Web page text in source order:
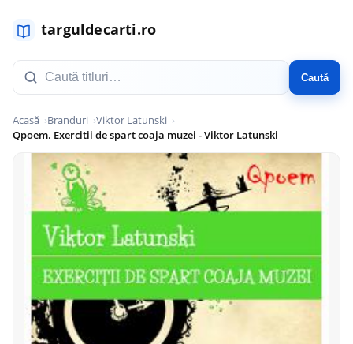
Caută
Acasă Branduri Viktor Latunski
Qpoem. Exercitii de spart coaja muzei - Viktor Latunski